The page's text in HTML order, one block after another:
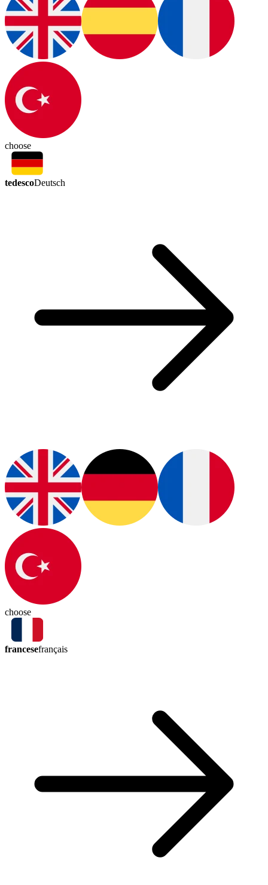
choose
tedescoDeutsch
choose
francesefrançais